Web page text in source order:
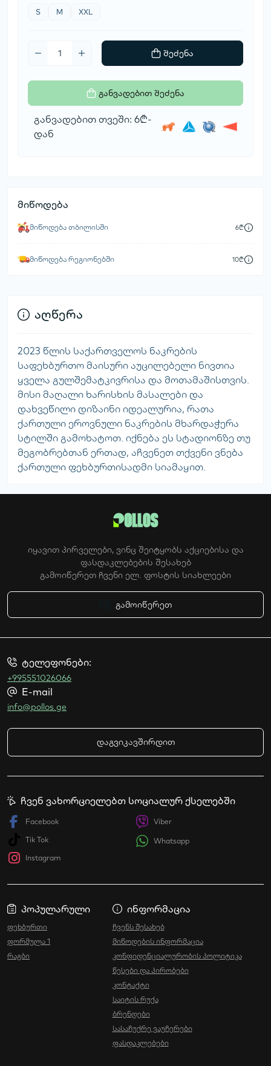
S M XXL
შეძენა
განვადებით შეძენა
განვადებით თვეში: 6₾-
დან
მიწოდება
მიწოდება თბილისში 6₾
მიწოდება რეგიონებში 10₾
აღწერა
2023 წლის საქართველოს ნაკრების
საფეხბურთო მაისური აუცილებელი ნივთია
ყველა გულშემატკივრისა და მოთამაშისთვის.
მისი მაღალი ხარისხის მასალები და
დახვეწილი დიზაინი იდეალურია, რათა
ქართული ეროვნული ნაკრების მხარდაჭერა
სტილში გამოხატოთ. იქნება ეს სტადიონზე თუ
მეგობრებთან ერთად, აჩვენეთ თქვენი ვნება
ქართული ფეხბურთისადმი სიამაყით.
იყავით პირველები, ვინც შეიტყობს აქციებისა და
ფასდაკლებების შესახებ
გამოიწერეთ ჩვენი ელ. ფოსტის სიახლეები
გამოიწერეთ
კონფიდენციალურობის პოლიტიკა
ტელეფონები:
+995551026066
E-mail
info@pollos.ge
დაგვიკავშირდით
პოპულარული
ფეხბურთი
ფორმულა 1
რაგბი
ინფორმაცია
ჩვენს შესახებ
მიწოდების ინფორმაცია
კონფიდენციალურობის პოლიტიკა
წესები და პირობები
კონტაქტი
საიტის რუქა
ბრენდები
სასაჩუქრე ვაუჩერები
ფასდაკლებები
ჩვენ ვახორციელებთ სოციალურ ქსელებში
Facebook
Tik Tok
Instagram
Viber
Whatsapp